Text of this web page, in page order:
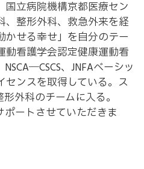
国立病院機構京都医療セン
、整形外科、救急外来を経
かせる幸せ」を自分のテー
動看護学会認定健康運動看
、JNFAベーシッ
センスを取得している。ス
外科のチームに入る。
ポートさせていただきま